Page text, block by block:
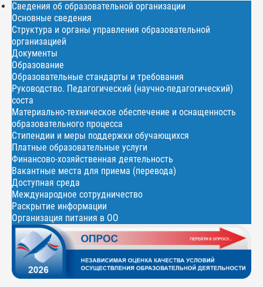
Сведения об образовательной организации
Основные сведения
Структура и органы управления образовательной
организацией
Документы
Образование
Образовательные стандарты и требования
Руководство. Педагогический (научно-педагогический)
соста
Материально-техническое обеспечение и оснащенность
образовательного процесса
Стипендии и меры поддержки обучающихся
Платные образовательные услуги
Финансово-хозяйственная деятельность
Вакантные места для приема (перевода)
Доступная среда
Международное сотрудничество
Раскрытие информации
Организация питания в ОО